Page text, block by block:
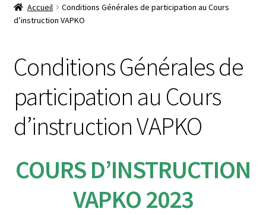
Accueil
Conditions Générales de participation au Cours
d’instruction VAPKO
Conditions Générales de
participation au Cours
d’instruction VAPKO
COURS D’INSTRUCTION
VAPKO 2023